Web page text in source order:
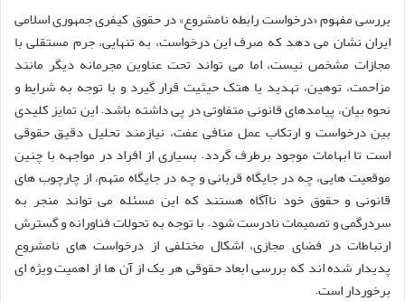
بررسی مفهوم «درخواست رابطه نامشروع» در حقوق کیفری جمهوری اسلامی
ایران نشان می دهد که صرف این درخواست، به تنهایی، جرم مستقلی با
مجازات مشخص نیست، اما می تواند تحت عناوین مجرمانه دیگر مانند
مزاحمت، توهین، تهدید یا هتک حیثیت قرار گیرد و با توجه به شرایط و
نحوه بیان، پیامدهای قانونی متفاوتی در پی داشته باشد. این تمایز کلیدی
بین درخواست و ارتکاب عمل منافی عفت، نیازمند تحلیل دقیق حقوقی
است تا ابهامات موجود برطرف گردد. بسیاری از افراد در مواجهه با چنین
موقعیت هایی، چه در جایگاه قربانی و چه در جایگاه متهم، از چارچوب های
قانونی و حقوق خود ناآگاه هستند که این مسئله می تواند منجر به
سردرگمی و تصمیمات نادرست شود. با توجه به تحولات فناورانه و گسترش
ارتباطات در فضای مجازی، اشکال مختلفی از درخواست های نامشروع
پدیدار شده اند که بررسی ابعاد حقوقی هر یک از آن ها از اهمیت ویژه ای
برخوردار است.